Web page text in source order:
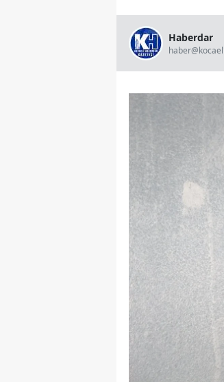
Haberdar